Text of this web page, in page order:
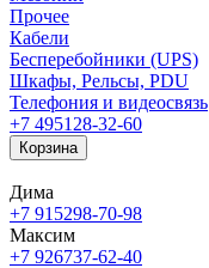
Прочее
Кабели
Бесперебойники (UPS)
Шкафы, Рельсы, PDU
Телефония и видеосвязь
+7 495128-32-60
Корзина
Дима
+7 915298-70-98
Максим
+7 926737-62-40